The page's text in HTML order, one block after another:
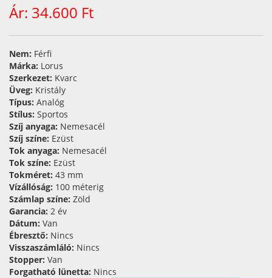
Ár: 34.600 Ft
Nem: Férfi
Márka: Lorus
Szerkezet: Kvarc
Üveg: Kristály
Típus: Analóg
Stílus: Sportos
Szíj anyaga: Nemesacél
Szíj színe: Ezüst
Tok anyaga: Nemesacél
Tok színe: Ezüst
Tokméret: 43 mm
Vízállóság: 100 méterig
Számlap színe: Zöld
Garancia: 2 év
Dátum: Van
Ébresztő: Nincs
Visszaszámláló: Nincs
Stopper: Van
Forgatható lünetta: Nincs